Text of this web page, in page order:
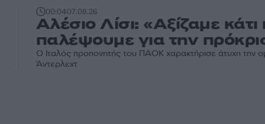
00:0407.08.26
Αλέσιο Λίσι: «Αξίζαμε
παλέψουμε για την
Ο Ιταλός προπονητής του ΠΑΟΚ χαρακτήρισε άτυχη την
Άντερλεχτ